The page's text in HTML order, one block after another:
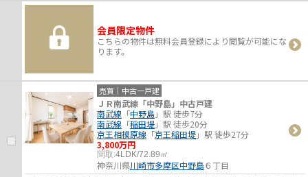
会員限定物件
こちらの物件は無料会員登録により閲覧が可能にな
ります。
売買｜中古一戸建
ＪＲ南武線「中野島」中古戸建
南武線 「中野島」駅 徒歩7分
南武線 「稲田堤」駅 徒歩20分
京王相模原線 「京王稲田堤」駅 徒歩27分
3,800万円
間取:4LDK/72.89㎡
神奈川県川崎市多摩区中野島６丁目